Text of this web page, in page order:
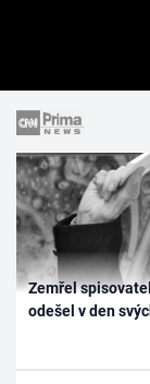
Zemřel
odešel v den